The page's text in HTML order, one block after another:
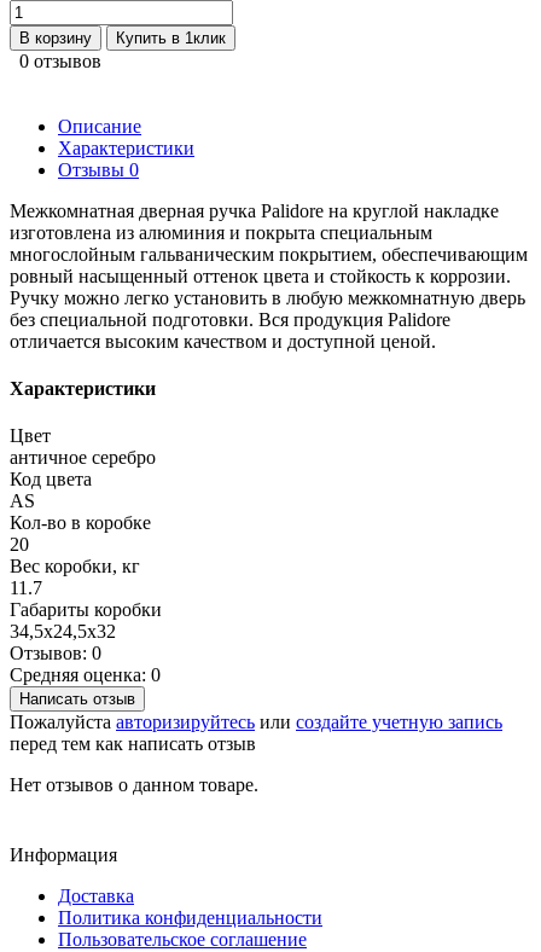
В корзину Купить в 1клик
0 отзывов
Описание
Характеристики
Отзывы 0
Межкомнатная дверная ручка Palidore на круглой накладке
изготовлена из алюминия и покрыта специальным
многослойным гальваническим покрытием, обеспечивающим
ровный насыщенный оттенок цвета и стойкость к коррозии.
Ручку можно легко установить в любую межкомнатную дверь
без специальной подготовки. Вся продукция Palidore
отличается высоким качеством и доступной ценой.
Характеристики
Цвет
античное серебро
Код цвета
AS
Кол-во в коробке
20
Вес коробки, кг
11.7
Габариты коробки
34,5х24,5х32
Отзывов: 0
Средняя оценка: 0
Написать отзыв
Пожалуйста авторизируйтесь или создайте учетную запись
перед тем как написать отзыв
Нет отзывов о данном товаре.
Информация
Доставка
Политика конфиденциальности
Пользовательское соглашение